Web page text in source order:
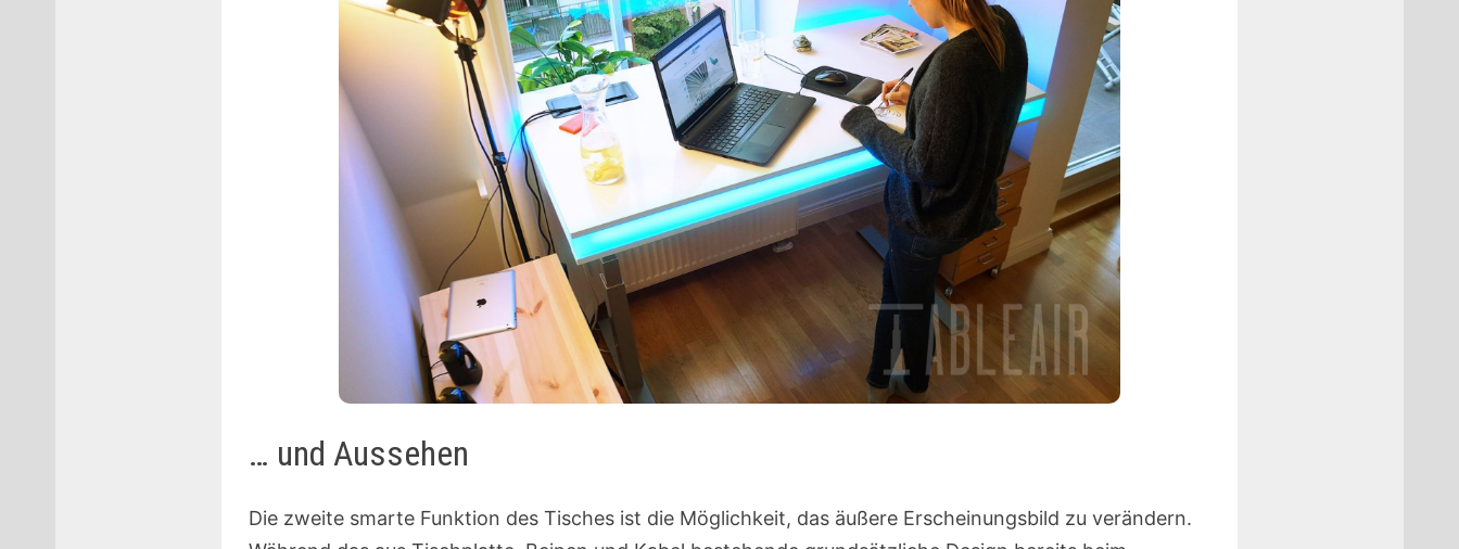
… und Aussehen
Die zweite smarte Funktion des Tisches ist die Möglichkeit, das äußere Erscheinungsbild zu verändern.